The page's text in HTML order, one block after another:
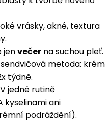
vrásky, akné, textura
jenvečer na suchou pleť.
metoda: krém
týdně.
V jedné rutině
kyselinami ani
podráždění).